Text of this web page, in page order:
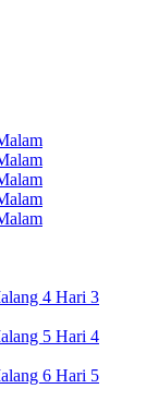
4 Hari 3
5 Hari 4
6 Hari 5